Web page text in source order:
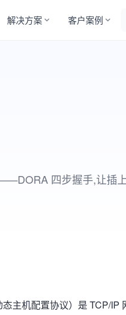
解决方案 客户案例
四步握手,让插
主机配置协议）是 TCP/IP